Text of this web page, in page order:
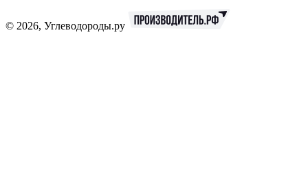
© 2026, Углеводороды.ру